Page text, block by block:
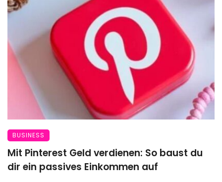
BUSINESS
Mit Pinterest Geld verdienen: So baust du
dir ein passives Einkommen auf